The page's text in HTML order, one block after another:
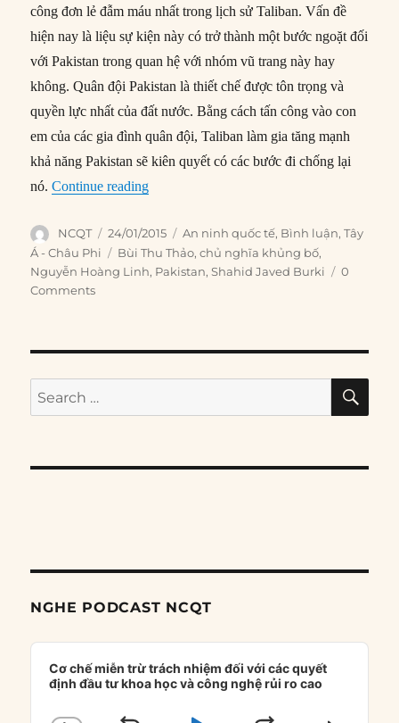
công đơn lẻ đẫm máu nhất trong lịch sử Taliban. Vấn đề
hiện nay là liệu sự kiện này có trở thành một bước ngoặt đối
với Pakistan trong quan hệ với nhóm vũ trang này hay
không. Quân đội Pakistan là thiết chế được tôn trọng và
quyền lực nhất của đất nước. Bằng cách tấn công vào con
em của các gia đình quân đội, Taliban làm gia tăng mạnh
khả năng Pakistan sẽ kiên quyết có các bước đi chống lại
nó.Continue reading“Pakistan và tác động của vụ Thảm sát
Author
NCQT
Posted
on
24/01/2015 Categories
An ninh quốc tế, Bình luận,Tây
Á - Châu Phi
Tags
Bùi Thu Thảo,chủ nghĩa khủng bố,
Nguyễn Hoàng Linh, Pakistan,Shahid Javed Burki
0
Comments
Search
for:
NGHE PODCAST NCQT
Audio
Player
Cơ chế miễn trừ trách nhiệm đối với các quyết
định đầu tư khoa học và công nghệ rủi ro cao